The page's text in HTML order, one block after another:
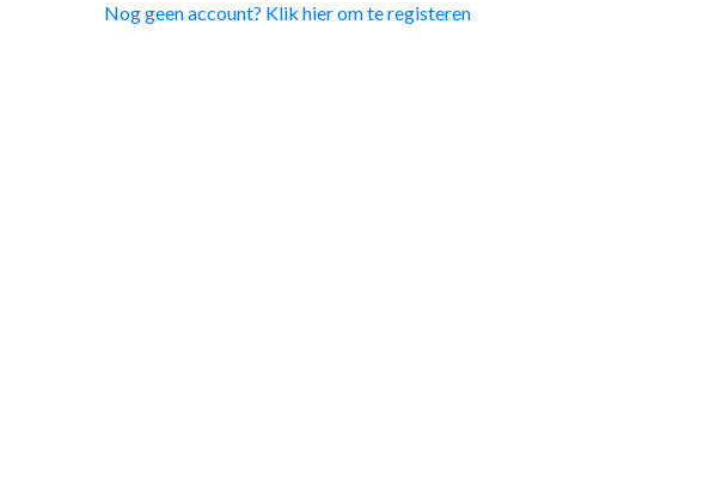
MEDISCHE VAKHANDEL
Nog geen account? Klik hier om te registeren